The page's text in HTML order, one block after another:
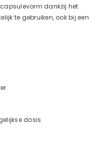
dankzij het
te gebruiken, ook bij een
dosis